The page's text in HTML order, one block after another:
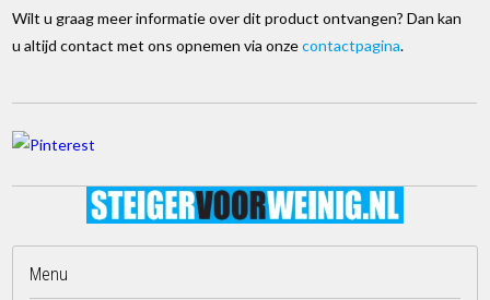
Wilt u graag meer informatie over dit product ontvangen? Dan kan
u altijd contact met ons opnemen via onzecontactpagina.
Menu